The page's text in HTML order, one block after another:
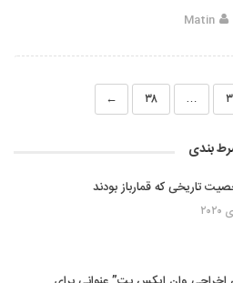
Matin
۳ … ۳۸ ←
بندی